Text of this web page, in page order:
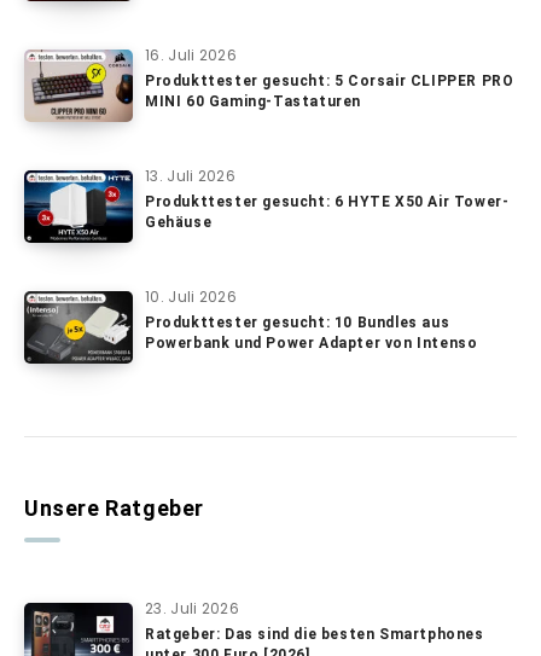
16. Juli 2026
Produkttester gesucht: 5 Corsair CLIPPER PRO
MINI 60 Gaming-Tastaturen
13. Juli 2026
Produkttester gesucht: 6 HYTE X50 Air Tower-
Gehäuse
10. Juli 2026
Produkttester gesucht: 10 Bundles aus
Powerbank und Power Adapter von Intenso
Unsere Ratgeber
23. Juli 2026
Ratgeber: Das sind die besten Smartphones